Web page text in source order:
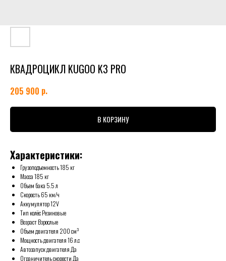
КВАДРОЦИКЛ KUGOO K3 PRO
205 900 р.
В КОРЗИНУ
Характеристики:
Грузоподъемность 185 кг
Масса 185 кг
Объем бака 5.5 л
Скорость 65 км/ч
Аккумулятор 12V
Тип колёс Резиновые
Возраст Взрослые
Объем двигателя 200 см³
Мощность двигателя 16 л.c
Автозапуск двигателя Да
Ограничитель скорости Да